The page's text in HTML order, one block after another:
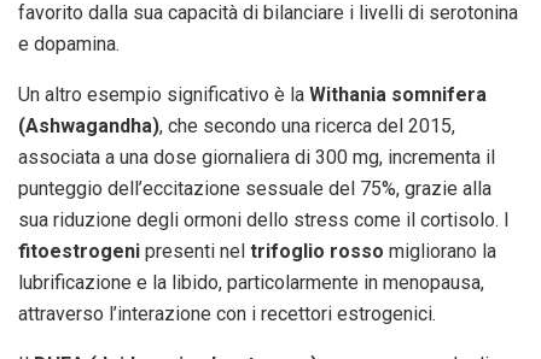
favorito dalla sua capacità di bilanciare i livelli di serotonina
e dopamina.
Un altro esempio significativo è la Withania somnifera
(Ashwagandha), che secondo una ricerca del 2015,
associata a una dose giornaliera di 300 mg, incrementa il
punteggio dell’eccitazione sessuale del 75%, grazie alla
sua riduzione degli ormoni dello stress come il cortisolo. I
fitoestrogeni presenti nel trifoglio rosso migliorano la
lubrificazione e la libido, particolarmente in menopausa,
attraverso l’interazione con i recettori estrogenici.